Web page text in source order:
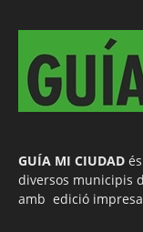
GUÍA MI CIUDAD
diversos municipis
amb edició